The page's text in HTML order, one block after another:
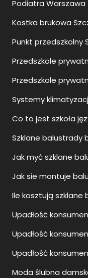
Podiatra Warszawa
Kostka brukowa
Punkt przedszkolny
Przedszkole
Przedszkole
Systemy
Co to jest szkoła
Szklane balustrady
Jak myć szklane
Jak sie montuje
Ile kosztują szklane
Upadłość
Upadłość
Upadłość
Moda ślubna